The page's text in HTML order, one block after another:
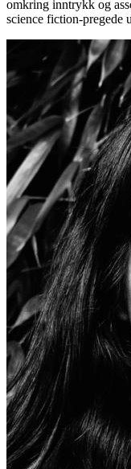
omkring inntrykk og
science fiction-pregede